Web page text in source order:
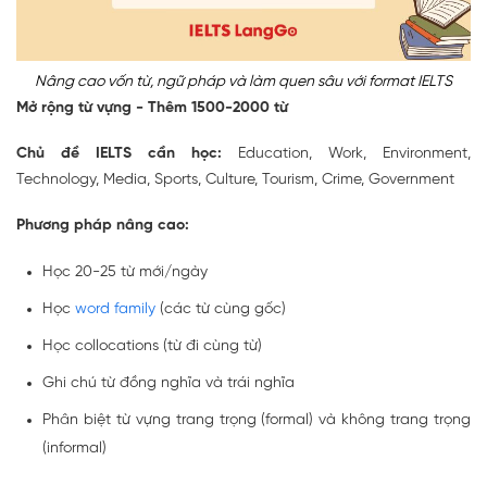
Nâng cao vốn từ, ngữ pháp và làm quen sâu với format IELTS
Mở rộng từ vựng - Thêm 1500-2000 từ
Chủ đề IELTS cần học: Education, Work, Environment,
Technology, Media, Sports, Culture, Tourism, Crime, Government
Phương pháp nâng cao:
Học 20-25 từ mới/ngày
Học word family (các từ cùng gốc)
Học collocations (từ đi cùng từ)
Ghi chú từ đồng nghĩa và trái nghĩa
Phân biệt từ vựng trang trọng (formal) và không trang trọng
(informal)